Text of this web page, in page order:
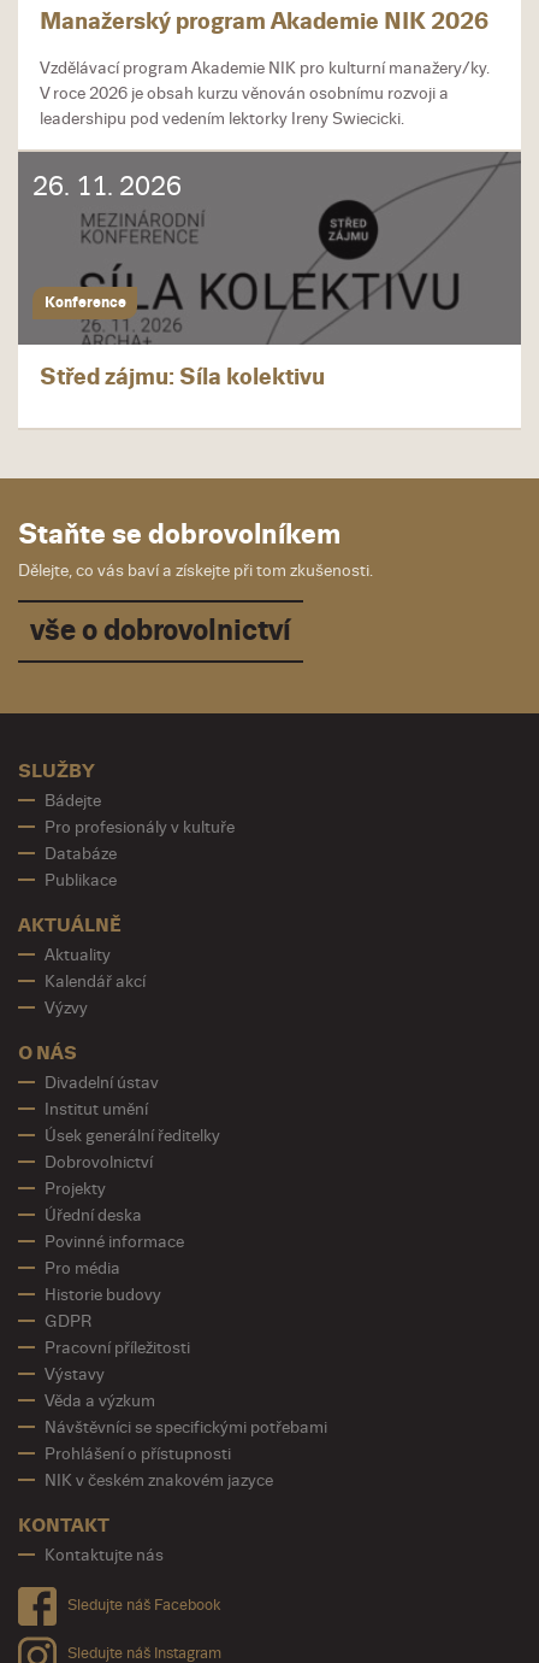
Manažerský program Akademie NIK 2026
Vzdělávací program Akademie NIK pro kulturní manažery/ky.
V roce 2026 je obsah kurzu věnován osobnímu rozvoji a
leadershipu pod vedením lektorky Ireny Swiecicki.
26. 11. 2026
Konference
Střed zájmu: Síla kolektivu
Staňte se dobrovolníkem
Dělejte, co vás baví a získejte při tom zkušenosti.
vše o dobrovolnictví
SLUŽBY
Bádejte
Pro profesionály v kultuře
Databáze
Publikace
AKTUÁLNĚ
Aktuality
Kalendář akcí
Výzvy
O NÁS
Divadelní ústav
Institut umění
Úsek generální ředitelky
Dobrovolnictví
Projekty
Úřední deska
Povinné informace
Pro média
Historie budovy
GDPR
Pracovní příležitosti
Výstavy
Věda a výzkum
Návštěvníci se specifickými potřebami
Prohlášení o přístupnosti
NIK v českém znakovém jazyce
KONTAKT
Kontaktujte nás
Sledujte náš Facebook
Sledujte náš Instagram